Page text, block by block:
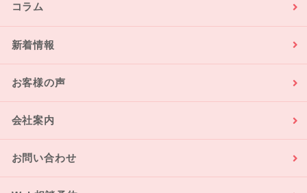
コラム
新着情報
お客様の声
会社案内
お問い合わせ